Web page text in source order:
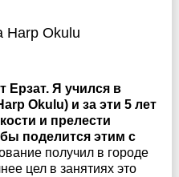
Harp Okulu
Ерзат. Я учился в
Okulu) и за эти 5 лет
и прелести
поделится этим с
получил в городе
цел в занятиях это